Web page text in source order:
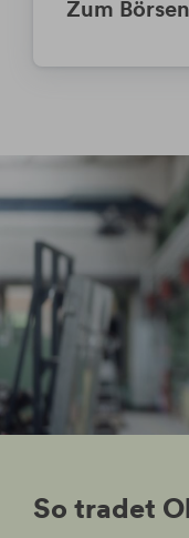
Zum
So tradet